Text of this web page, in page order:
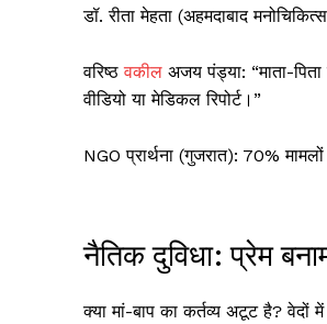
डॉ. रीता मेहता (अहमदाबाद
वरिष्ठवकील अजय पंड्या: “माता-
वीडियो या मेडिकल रिपोर्ट।”
NGO प्रार्थना (गुजरात): 70%
नैतिक दुविधा: प्रेम
क्या मां-बाप का कर्तव्य अटूट है?